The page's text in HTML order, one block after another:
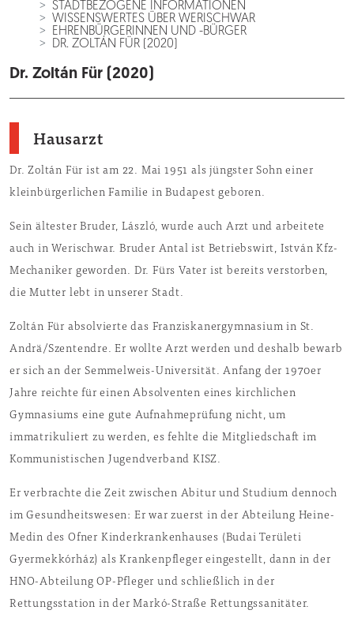
STADTBEZOGENE INFORMATIONEN
WISSENSWERTES ÜBER WERISCHWAR
EHRENBÜRGERINNEN UND -BÜRGER
DR. ZOLTÁN FÜR (2020)
Dr. Zoltán Für (2020)
Hausarzt
Dr. Zoltán Für ist am 22. Mai 1951 als jüngster Sohn einer
kleinbürgerlichen Familie in Budapest geboren.
Sein ältester Bruder, László, wurde auch Arzt und arbeitete
auch in Werischwar. Bruder Antal ist Betriebswirt, István Kfz-
Mechaniker geworden. Dr. Fürs Vater ist bereits verstorben,
die Mutter lebt in unserer Stadt.
Zoltán Für absolvierte das Franziskanergymnasium in St.
Andrä/Szentendre. Er wollte Arzt werden und deshalb bewarb
er sich an der Semmelweis-Universität. Anfang der 1970er
Jahre reichte für einen Absolventen eines kirchlichen
Gymnasiums eine gute Aufnahmeprüfung nicht, um
immatrikuliert zu werden, es fehlte die Mitgliedschaft im
Kommunistischen Jugendverband KISZ.
Er verbrachte die Zeit zwischen Abitur und Studium dennoch
im Gesundheitswesen: Er war zuerst in der Abteilung Heine-
Medin des Ofner Kinderkrankenhauses (Budai Területi
Gyermekkórház) als Krankenpfleger eingestellt, dann in der
HNO-Abteilung OP-Pfleger und schließlich in der
Rettungsstation in der Markó-Straße Rettungssanitäter.